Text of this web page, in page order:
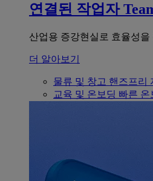
연결된 작업자
산업용 증강현실로 효율성을
더 알아보기
물류 및 창고 핸즈프리
교육 및 온보딩 빠른 온